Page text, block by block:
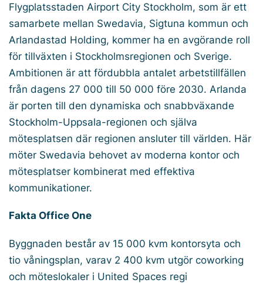
Flygplatsstaden Airport City Stockholm, som är ett
samarbete mellan Swedavia, Sigtuna kommun och
Arlandastad Holding, kommer ha en avgörande roll
för tillväxten i Stockholmsregionen och Sverige.
Ambitionen är att fördubbla antalet arbetstillfällen
från dagens 27 000 till 50 000 före 2030. Arlanda
är porten till den dynamiska och snabbväxande
Stockholm-Uppsala-regionen och själva
mötesplatsen där regionen ansluter till världen. Här
möter Swedavia behovet av moderna kontor och
mötesplatser kombinerat med effektiva
kommunikationer.
Fakta Office One
Byggnaden består av 15 000 kvm kontorsyta och
tio våningsplan, varav 2 400 kvm utgör coworking
och möteslokaler i United Spaces regi